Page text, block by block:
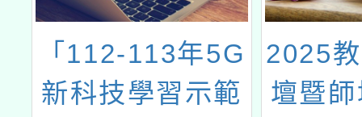
「112-113年5G
新科技學習示範
2025
壇暨